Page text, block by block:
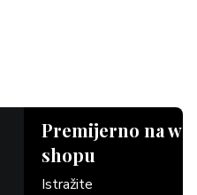
Premijerno na
shopu
Istražite